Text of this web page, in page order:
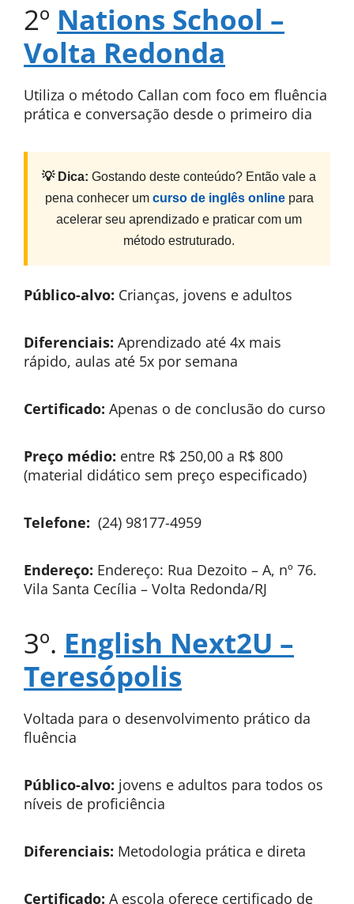
2º Nations School –
Volta Redonda
Utiliza o método Callan com foco em fluência
prática e conversação desde o primeiro dia
💡 Dica: Gostando deste conteúdo? Então vale a
pena conhecer um curso de inglês onlinepara
acelerar seu aprendizado e praticar com um
método estruturado.
Público-alvo: Crianças, jovens e adultos
Diferenciais: Aprendizado até 4x mais
rápido, aulas até 5x por semana
Certificado: Apenas o de conclusão do curso
Preço médio: entre R$ 250,00 a R$ 800
(material didático sem preço especificado)
Telefone: (24) 98177-4959
Endereço: Endereço: Rua Dezoito – A, nº 76.
Vila Santa Cecília – Volta Redonda/RJ
3º. English Next2U –
Teresópolis
Voltada para o desenvolvimento prático da
fluência
Público-alvo: jovens e adultos para todos os
níveis de proficiência
Diferenciais: Metodologia prática e direta
Certificado: A escola oferece certificado de